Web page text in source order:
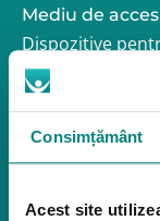
Consimțământ
Acest site
Mediu de
Dispozitive
Rampe pentru
Bare de
Închiriere
Închiriere rampe
Apnee în somn